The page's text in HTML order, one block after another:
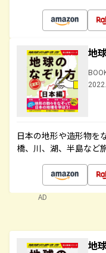
地
日本の地形や造形物を
橋、川、湖、半島など
AD
地